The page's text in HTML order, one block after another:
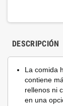
DESCRIPCIÓN
La comida
contiene
rellenos ni
en una